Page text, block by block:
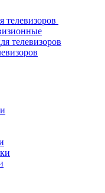
телевизоров
телевизоров